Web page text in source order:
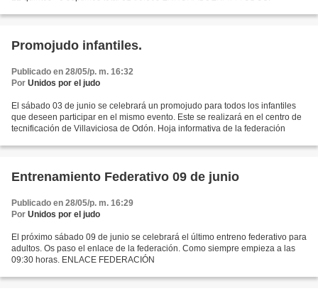
Promojudo infantiles.
Publicado en 28/05/p. m. 16:32
Por Unidos por el judo
El sábado 03 de junio se celebrará un promojudo para todos los infantiles
que deseen participar en el mismo evento. Este se realizará en el centro de
tecnificación de Villaviciosa de Odón. Hoja informativa de la federación
Entrenamiento Federativo 09 de junio
Publicado en 28/05/p. m. 16:29
Por Unidos por el judo
El próximo sábado 09 de junio se celebrará el último entreno federativo para
adultos. Os paso el enlace de la federación. Como siempre empieza a las
09:30 horas. ENLACE FEDERACIÓN